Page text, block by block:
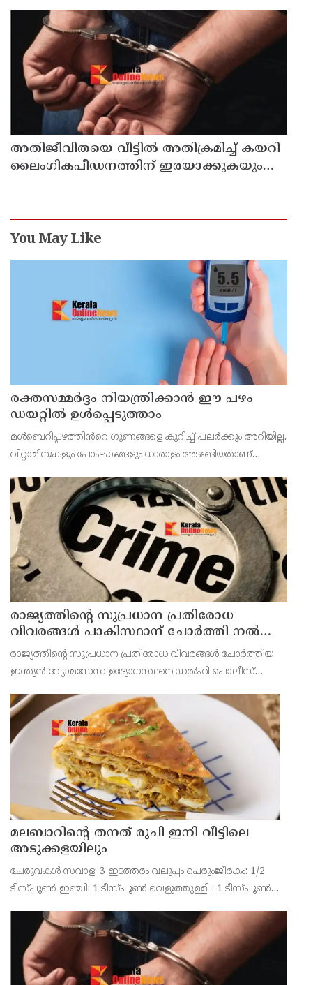
അതിജീവിതയെ വീട്ടിൽ അതിക്രമിച്ച് കയറി
ലൈംഗികപീഡനത്തിന് ഇരയാക്കുകയും
തട്ടിയെടുക്കുകയും ചെയ്ത കേസ് : പ്രതി
പിടിയിൽ
You May Like
രക്തസമ്മർദ്ദം നിയന്ത്രിക്കാൻ ഈ പഴം
ഡയറ്റിൽ ഉൾപ്പെടുത്താം
മൾബെറിപ്പഴത്തിൻറെ ഗുണങ്ങളെ കുറിച്ച് പലർക്കും അറിയില്ല.
വിറ്റാമിനുകളും പോഷകങ്ങളും ധാരാളം അടങ്ങിയതാണ്
പല നിറങ്ങളിലാണ് ഇവ കാണപ്പെടുന്നത്. മധുര
രാജ്യത്തിന്റെ സുപ്രധാന പ്രതിരോധ
വിവരങ്ങൾ പാകിസ്ഥാന് ചോർത്തി നൽകി ;
ഇന്ത്യൻ വ്യോമസേനയിലെ ഉന്നത
ഉദ്യോഗസ്ഥൻ അറസ്റ്റിൽ
രാജ്യത്തിന്റെ സുപ്രധാന പ്രതിരോധ വിവരങ്ങൾ ചോർത്തിയ
ഇന്ത്യൻ വ്യോമസേനാ ഉദ്യോഗസ്ഥനെ ഡൽഹി പൊലീസ്
രഹസ്യവിവരങ്ങൾ പുറത്തുവിട്ടതിനെത്തുടർന്ന് ഔദ്യോഗിക
രഹസ്യനിയ
മലബാറിന്റെ തനത് രുചി ഇനി വീട്ടിലെ
അടുക്കളയിലും
ചേരുവകൾ സവാള: 3 ഇടത്തരം വലുപ്പം പെരുംജീരകം: 1/2
ടീസ്പൂൺ ഇഞ്ചി: 1 ടീസ്പൂൺ വെളുത്തുള്ളി : 1 ടീസ്പൂൺ
ടീസ്പൂൺ മഞ്ഞൾപ്പൊടി: 1/2 ടീസ്പൂൺ ഗരം മസാല: 1/2